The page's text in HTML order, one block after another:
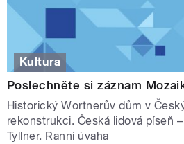
Kultura
Poslechněte si záznam
Historický Wortnerův dům v
rekonstrukci. Česká lidová píseň
Tyllner. Ranní úvaha